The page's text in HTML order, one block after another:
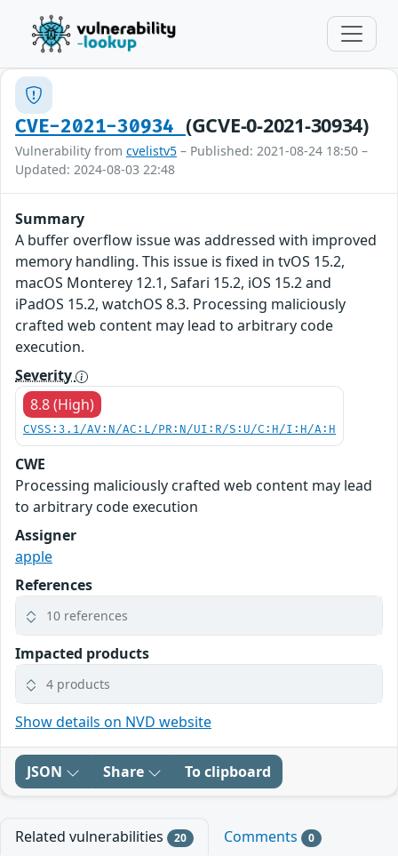
CVE-2021-30934 (GCVE-0-2021-30934)
Vulnerability from cvelistv5 – Published: 2021-08-24 18:50 –
Updated: 2024-08-03 22:48
Summary
A buffer overflow issue was addressed with improved
memory handling. This issue is fixed in tvOS 15.2,
macOS Monterey 12.1, Safari 15.2, iOS 15.2 and
iPadOS 15.2, watchOS 8.3. Processing maliciously
crafted web content may lead to arbitrary code
execution.
Severity
8.8 (High)
CVSS:3.1/AV:N/AC:L/PR:N/UI:R/S:U/C:H/I:H/A:H
CWE
Processing maliciously crafted web content may lead
to arbitrary code execution
Assigner
apple
References
10 references
Impacted products
4 products
Show details on NVD website
JSON Share To clipboard
Related vulnerabilities 20 Comments 0